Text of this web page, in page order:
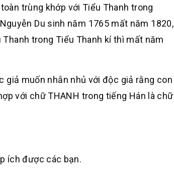
trùng khớp với Tiểu Thanh trong
Du sinh năm 1765 mất năm 1820,
Thanh trong Tiểu Thanh kí thì mất năm
muốn nhắn nhủ với độc giả rằng con
với chữ THANH trong tiếng Hán là chữ
ích được các bạn.